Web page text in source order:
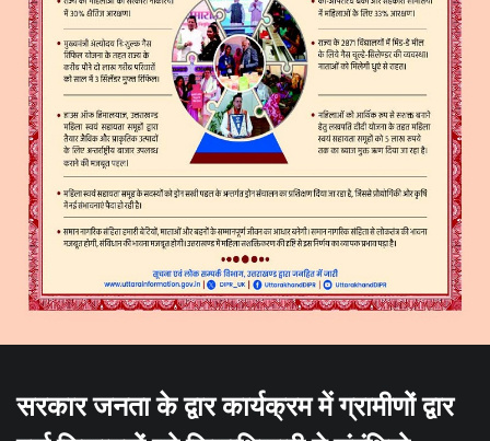
सरकार जनता के द्वार कार्यक्रम में ग्रामीणों द्वार